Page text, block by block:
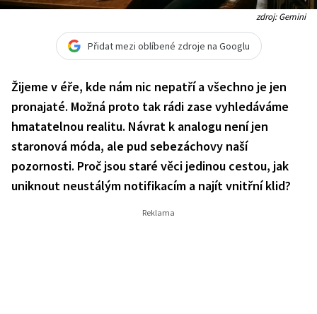
zdroj: Gemini
Přidat mezi oblíbené zdroje na Googlu
Žijeme v éře, kde nám nic nepatří a všechno je jen
pronajaté. Možná proto tak rádi zase vyhledáváme
hmatatelnou realitu. Návrat k analogu není jen
staronová móda, ale pud sebezáchovy naší
pozornosti. Proč jsou staré věci jedinou cestou, jak
uniknout neustálým notifikacím a najít vnitřní klid?